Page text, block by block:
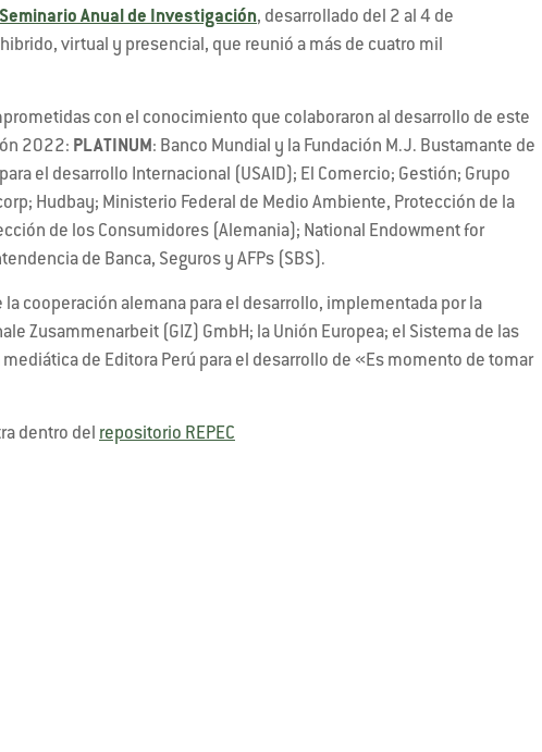
Anual de Investigación, desarrollado del 2 al 4 de
virtual y presencial, que reunió a más de cuatro mil
con el conocimiento que colaboraron al desarrollo de este
2022: PLATINUM : Banco Mundial y la Fundación M.J. Bustamante de
el desarrollo Internacional (USAID); El Comercio; Gestión; Grupo
Hudbay; Ministerio Federal de Medio Ambiente, Protección de la
de los Consumidores (Alemania); National Endowment for
de Banca, Seguros y AFPs (SBS).
cooperación alemana para el desarrollo, implementada por la
Zusammenarbeit (GIZ) GmbH; la Unión Europea; el Sistema de las
mediática de Editora Perú para el desarrollo de «Es momento de tomar
dentro del repositorio REPEC